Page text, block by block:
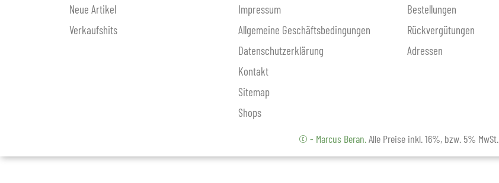
Neue Artikel
Verkaufshits
Impressum
Allgemeine Geschäftsbedingungen
Datenschutzerklärung
Kontakt
Sitemap
Shops
Bestellungen
Rückvergütungen
Adressen
© - Marcus Beran.Alle Preise inkl. 16%, bzw. 5% MwSt.